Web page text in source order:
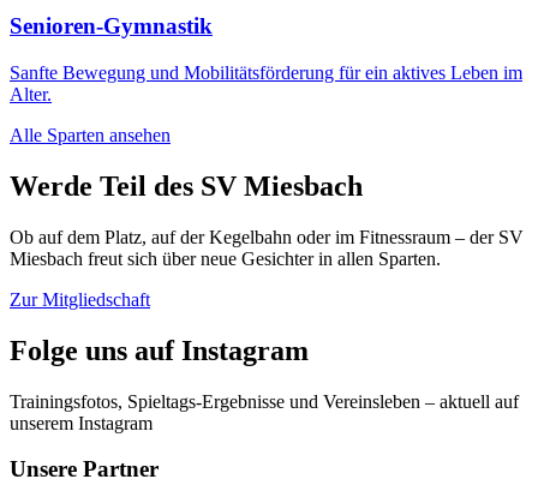
Senioren-Gymnastik
Sanfte Bewegung und Mobilitätsförderung für ein aktives Leben im
Alter.
Alle Sparten ansehen
Werde Teil des SV Miesbach
Ob auf dem Platz, auf der Kegelbahn oder im Fitnessraum – der SV
Miesbach freut sich über neue Gesichter in allen Sparten.
Zur Mitgliedschaft
Folge uns auf Instagram
Trainingsfotos, Spieltags-Ergebnisse und Vereinsleben – aktuell auf
unserem Instagram
Unsere Partner